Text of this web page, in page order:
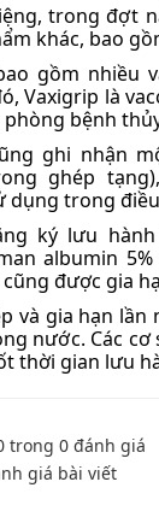
trong đợt
khác, bao
gồm nhiều
Vaxigrip là
bệnh
ghi nhận
ghép
dụng trong
ký lưu
albumin
được gia
và gia hạn
nước. Các
thời gian lưu
trong 0 đánh giá
giá bài viết